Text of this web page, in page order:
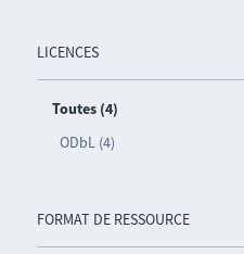
LICENCES
Toutes (4)
ODbL (4)
FORMAT DE RESSOURCE